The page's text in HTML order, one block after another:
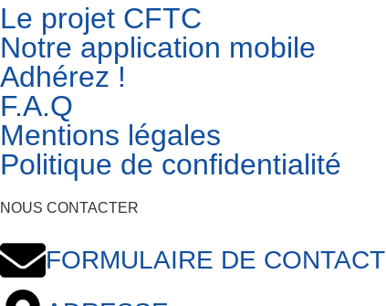
Le projet CFTC
Notre application mobile
Adhérez !
F.A.Q
Mentions légales
Politique de confidentialité
NOUS CONTACTER
FORMULAIRE DE CONTACT